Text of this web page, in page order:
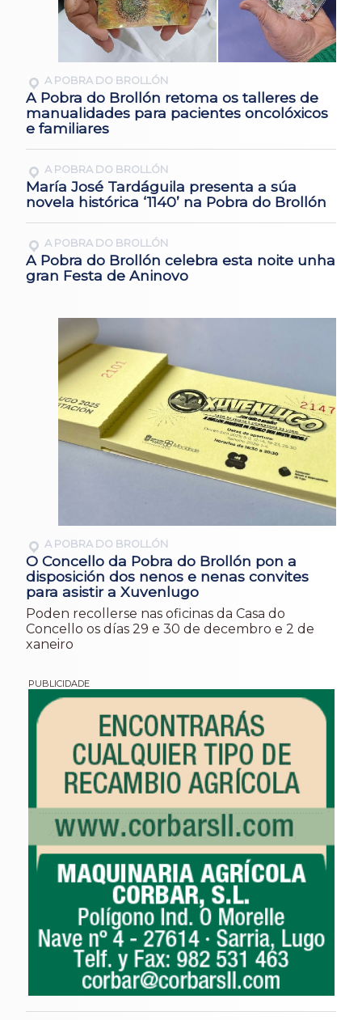
A POBRA DO BROLLÓN
A Pobra do Brollón retoma os talleres de
manualidades para pacientes oncolóxicos
e familiares
A POBRA DO BROLLÓN
María José Tardáguila presenta a súa
novela histórica ‘1140’ na Pobra do Brollón
A POBRA DO BROLLÓN
A Pobra do Brollón celebra esta noite unha
gran Festa de Aninovo
A POBRA DO BROLLÓN
O Concello da Pobra do Brollón pon a
disposición dos nenos e nenas convites
para asistir a Xuvenlugo
Poden recollerse nas oficinas da Casa do
Concello os días 29 e 30 de decembro e 2 de
xaneiro